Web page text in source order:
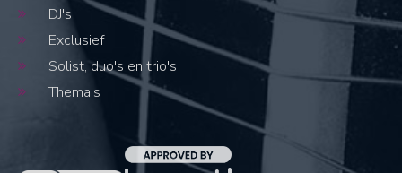
DJ's
Exclusief
Solist, duo's en trio's
Thema's